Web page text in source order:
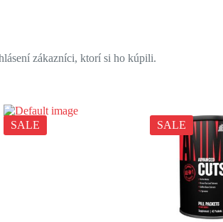
zákazníci, ktorí si ho kúpili.
SALE SALE